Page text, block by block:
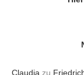
Claudia zu